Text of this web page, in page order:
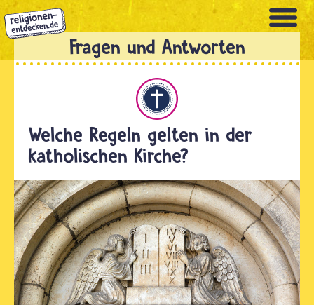
Direkt
zum
Inhalt
Welche Regeln gelten in der
katholischen Kirche?